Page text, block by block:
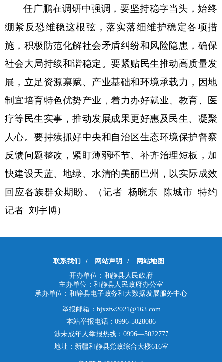
任广鹏在调研中强调，要坚持稳字当头，始终
绷紧反恐维稳这根弦，落实落细维护稳定各项措
施，积极防范化解社会矛盾纠纷和风险隐患，确保
社会大局持续和谐稳定。要紧贴民生推动高质量发
展，立足资源禀赋、产业基础和环境承载力，因地
制宜培育特色优势产业，着力办好就业、教育、医
疗等民生实事，推动发展成果更好惠及民生、凝聚
人心。要持续抓好中央和自治区生态环境保护督察
反馈问题整改，紧盯薄弱环节、补齐治理短板，加
快建设天蓝、地绿、水清的美丽巴州，以实际成效
回应各族群众期盼。（记者 杨晓东 陈城市 特约
记者 刘宇博）
联系我们 / 网站声明 /
网站地图
开办单位：和静县人民政府
主办单位：和静县人民政府办公室
承办单位：和静县电子政务和大数据发展服务中心
举报邮箱：hjxzfw2021@163.com
本站举报电话：0996-5028086
涉未成年人举报热线：0996—5022777
地址：新疆和静县党政综合大楼616室